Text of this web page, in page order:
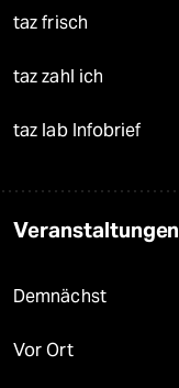
taz frisch
taz zahl ich
taz lab Infobrief
Veranstaltungen
Demnächst
Vor Ort